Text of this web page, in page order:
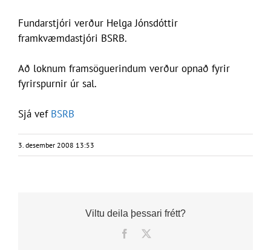
Fundarstjóri verður Helga Jónsdóttir
framkvæmdastjóri BSRB.
Að loknum framsöguerindum verður opnað fyrir
fyrirspurnir úr sal.
Sjá vef BSRB
3. desember 2008 13:53
Viltu deila þessari frétt?
Facebook